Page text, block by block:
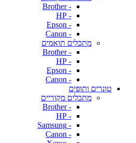
- Brother
- HP
- Epson
- Canon
מתכלים תואמים
- Brother
- HP
- Epson
- Canon
טונרים ותופים
מתכלים מקוריים
- Brother
- HP
- Samsung
- Canon